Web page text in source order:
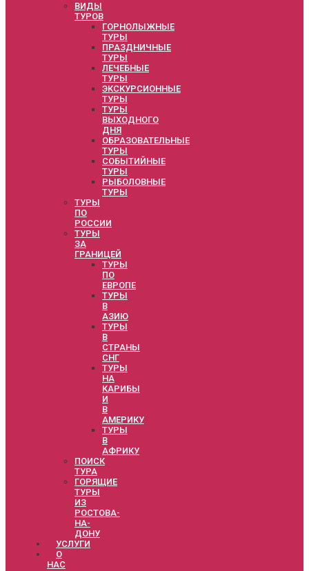
ВИДЫ
ТУРОВ
ГОРНОЛЫЖНЫЕ
ТУРЫ
ПРАЗДНИЧНЫЕ
ТУРЫ
ЛЕЧЕБНЫЕ
ТУРЫ
ЭКСКУРСИОННЫЕ
ТУРЫ
ТУРЫ
ВЫХОДНОГО
ДНЯ
ОБРАЗОВАТЕЛЬНЫЕ
ТУРЫ
СОБЫТИЙНЫЕ
ТУРЫ
РЫБОЛОВНЫЕ
ТУРЫ
ТУРЫ
ПО
РОССИИ
ТУРЫ
ЗА
ГРАНИЦЕЙ
ТУРЫ
ПО
ЕВРОПЕ
ТУРЫ
В
АЗИЮ
ТУРЫ
В
СТРАНЫ
СНГ
ТУРЫ
НА
КАРИБЫ
И
В
АМЕРИКУ
ТУРЫ
В
АФРИКУ
ПОИСК
ТУРА
ГОРЯЩИЕ
ТУРЫ
ИЗ
РОСТОВА-
НА-
ДОНУ
УСЛУГИ
О
НАС